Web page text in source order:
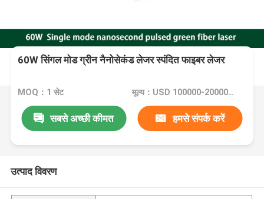
60W सिंगल मोड ग्रीन नैनोसेकंड लेजर स्पंदित फाइबर लेजर
MOQ：1 सेट मूल्य：USD 100000-20000/set
सबसे अच्छी कीमत हमसे संपर्क करें
उत्पाद विवरण